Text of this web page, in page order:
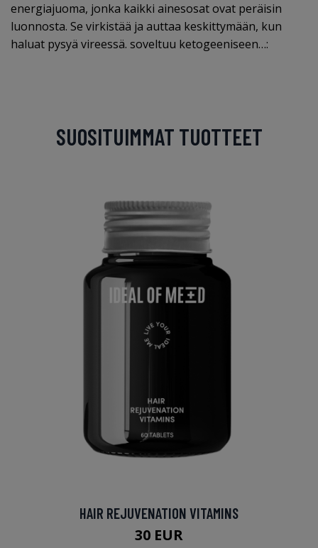
energiajuoma, jonka kaikki ainesosat ovat peräisin
luonnosta. Se virkistää ja auttaa keskittymään, kun
haluat pysyä vireessä. soveltuu ketogeeniseen…:
SUOSITUIMMAT TUOTTEET
HAIR REJUVENATION VITAMINS
30 EUR